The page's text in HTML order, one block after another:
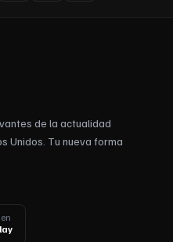
de la actualidad
Unidos. Tu nueva forma